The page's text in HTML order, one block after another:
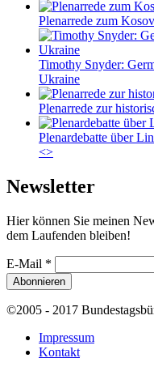
Plenarrede zum
Timothy Snyder:
Ukraine
Plenarrede zur
Plenardebatte über
<>
Newsletter
Hier können Sie meinen
dem Laufenden bleiben!
E-Mail *
©2005 - 2017
Impressum
Kontakt